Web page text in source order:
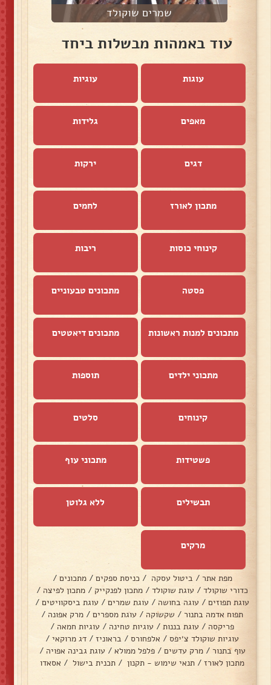
שמרים שוקולד
עוד באמהות מבשלות ביחד
עוגות עוגיות
מאפים גלידות
דגים ירקות
מתכון לאורז לחמים
קינוחי כוסות ריבות
פסטה מתכונים טבעוניים
מתכונים למנות ראשונות מתכונים דיאטטים
מתכוני ילדים תוספות
קינוחים סלטים
פשטידות מתכוני עוף
תבשילים ללא גלוטן
מרקים
מפת אתר / ביטול עסקה / כניסת ספקים / מתכונים /
כדורי שוקולד / עוגת שוקולד / מתכון לפנקייק / מתכון לפיצה /
עוגת תפוזים / עוגה בחושה / עוגת שמרים / עוגת ביסקוויטים /
תפוח אדמה בתנור / שקשוקה / עוגת מספרים / מרק אפונה /
פריקסה / עוגת בננות / עוגיות טחינה / עוגיות חמאה /
עוגיות שוקולד צ׳יפס / אלפחורס / בראוניז / דג מרוקאי /
עוף בתנור / מרק עדשים / פלפל ממולא / עוגת גבינה אפויה /
מתכון לאורז / תנאי שימוש - תקנון / תכנית בישול / אסאדו